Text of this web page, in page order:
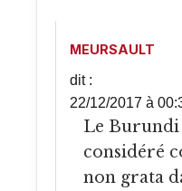
MEURSAULT
dit :
22/12/2017 à
Le Burundi est désormais
considéré
non grata